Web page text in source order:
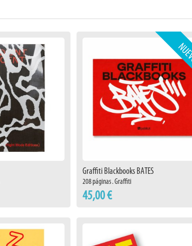
Graffiti Blackbooks BATES
208 páginas . Graffiti
45,00 €